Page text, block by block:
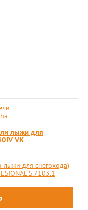
лыжи для
VK
лыжи для снегохода)
S.7103.1